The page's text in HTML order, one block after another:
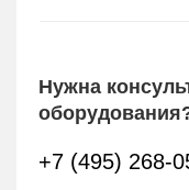
Нужна
+7 (495) 268-